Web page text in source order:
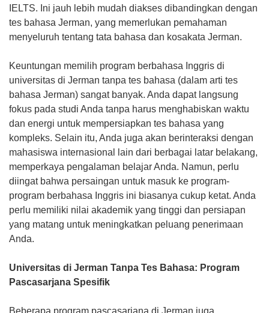
IELTS. Ini jauh lebih mudah diakses dibandingkan dengan
tes bahasa Jerman, yang memerlukan pemahaman
menyeluruh tentang tata bahasa dan kosakata Jerman.
Keuntungan memilih program berbahasa Inggris di
universitas di Jerman tanpa tes bahasa (dalam arti tes
bahasa Jerman) sangat banyak. Anda dapat langsung
fokus pada studi Anda tanpa harus menghabiskan waktu
dan energi untuk mempersiapkan tes bahasa yang
kompleks. Selain itu, Anda juga akan berinteraksi dengan
mahasiswa internasional lain dari berbagai latar belakang,
memperkaya pengalaman belajar Anda. Namun, perlu
diingat bahwa persaingan untuk masuk ke program-
program berbahasa Inggris ini biasanya cukup ketat. Anda
perlu memiliki nilai akademik yang tinggi dan persiapan
yang matang untuk meningkatkan peluang penerimaan
Anda.
Universitas di Jerman Tanpa Tes Bahasa: Program
Pascasarjana Spesifik